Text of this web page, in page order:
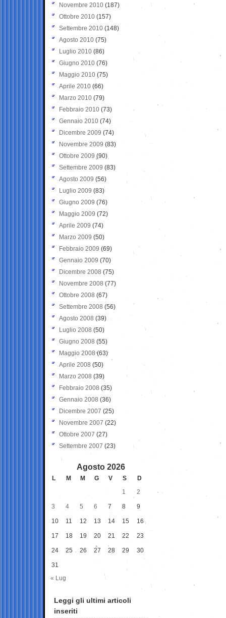
Novembre 2010 (187)
Ottobre 2010 (157)
Settembre 2010 (148)
Agosto 2010 (75)
Luglio 2010 (86)
Giugno 2010 (76)
Maggio 2010 (75)
Aprile 2010 (66)
Marzo 2010 (79)
Febbraio 2010 (73)
Gennaio 2010 (74)
Dicembre 2009 (74)
Novembre 2009 (83)
Ottobre 2009 (90)
Settembre 2009 (83)
Agosto 2009 (56)
Luglio 2009 (83)
Giugno 2009 (76)
Maggio 2009 (72)
Aprile 2009 (74)
Marzo 2009 (50)
Febbraio 2009 (69)
Gennaio 2009 (70)
Dicembre 2008 (75)
Novembre 2008 (77)
Ottobre 2008 (67)
Settembre 2008 (56)
Agosto 2008 (39)
Luglio 2008 (50)
Giugno 2008 (55)
Maggio 2008(63)
Aprile 2008 (50)
Marzo 2008 (39)
Febbraio 2008 (35)
Gennaio 2008 (36)
Dicembre 2007 (25)
Novembre 2007 (22)
Ottobre 2007 (27)
Settembre 2007 (23)
Agosto 2026
L M M G V S
D
1
2
3 4 5 6 7 8 9
10 11 12 13 14 15 16
17 18 19 20 21 22 23
24 25 26 27 28 29 30
31
« Lug
Leggi gli ultimi articoli
inseriti